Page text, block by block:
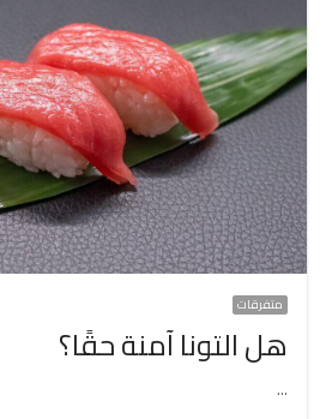
متفرقات
هل التونا آمنة حقًا؟
…